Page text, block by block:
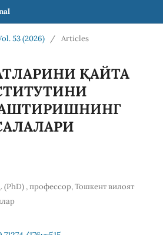
53 (2026) / Articles
ҚАЙТА
, профессор, Тошкент вилоят